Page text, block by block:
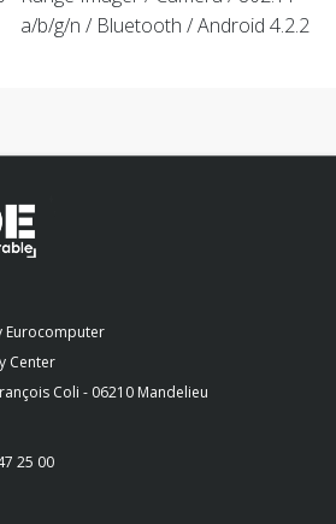
a/b/g/n / Bluetooth / Android 4.2.2
Eurocomputer
Center
Coli - 06210 Mandelieu
25 00